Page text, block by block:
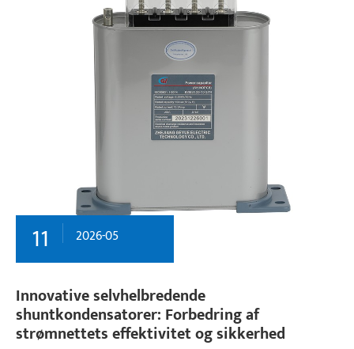
11 2026-05
​Innovative selvhelbredende
shuntkondensatorer: Forbedring af
strømnettets effektivitet og sikkerhed